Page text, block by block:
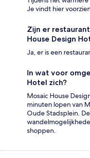
Je vindt hier
Zijn er
House Design
Ja, er is een
In wat voor
Hotel zich?
Mosaic House
minuten lopen van
Oude Stadsplein.
shoppen.